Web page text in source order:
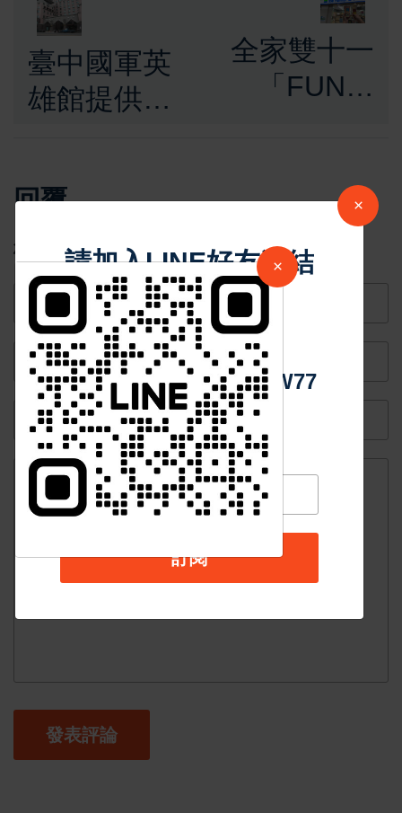
臺中國軍英
雄館提供官
便利設施齊
全家雙十一
「FUN心
這麼幸福！
回覆
您的Email不會被公開。
發表評論
×
請加入LINE好友連結
中 華 超 傳 媒
Https://reurl.cc/adqW77
訂閱
×